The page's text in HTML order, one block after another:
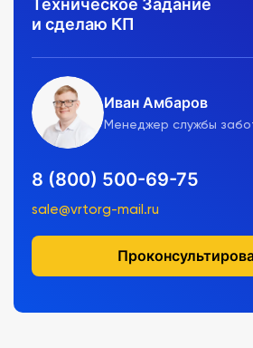
Техническое Задание
и сделаю КП
Иван Амбаров
Менеджер службы
8 (800) 500-69-75
sale@vrtorg-mail.ru